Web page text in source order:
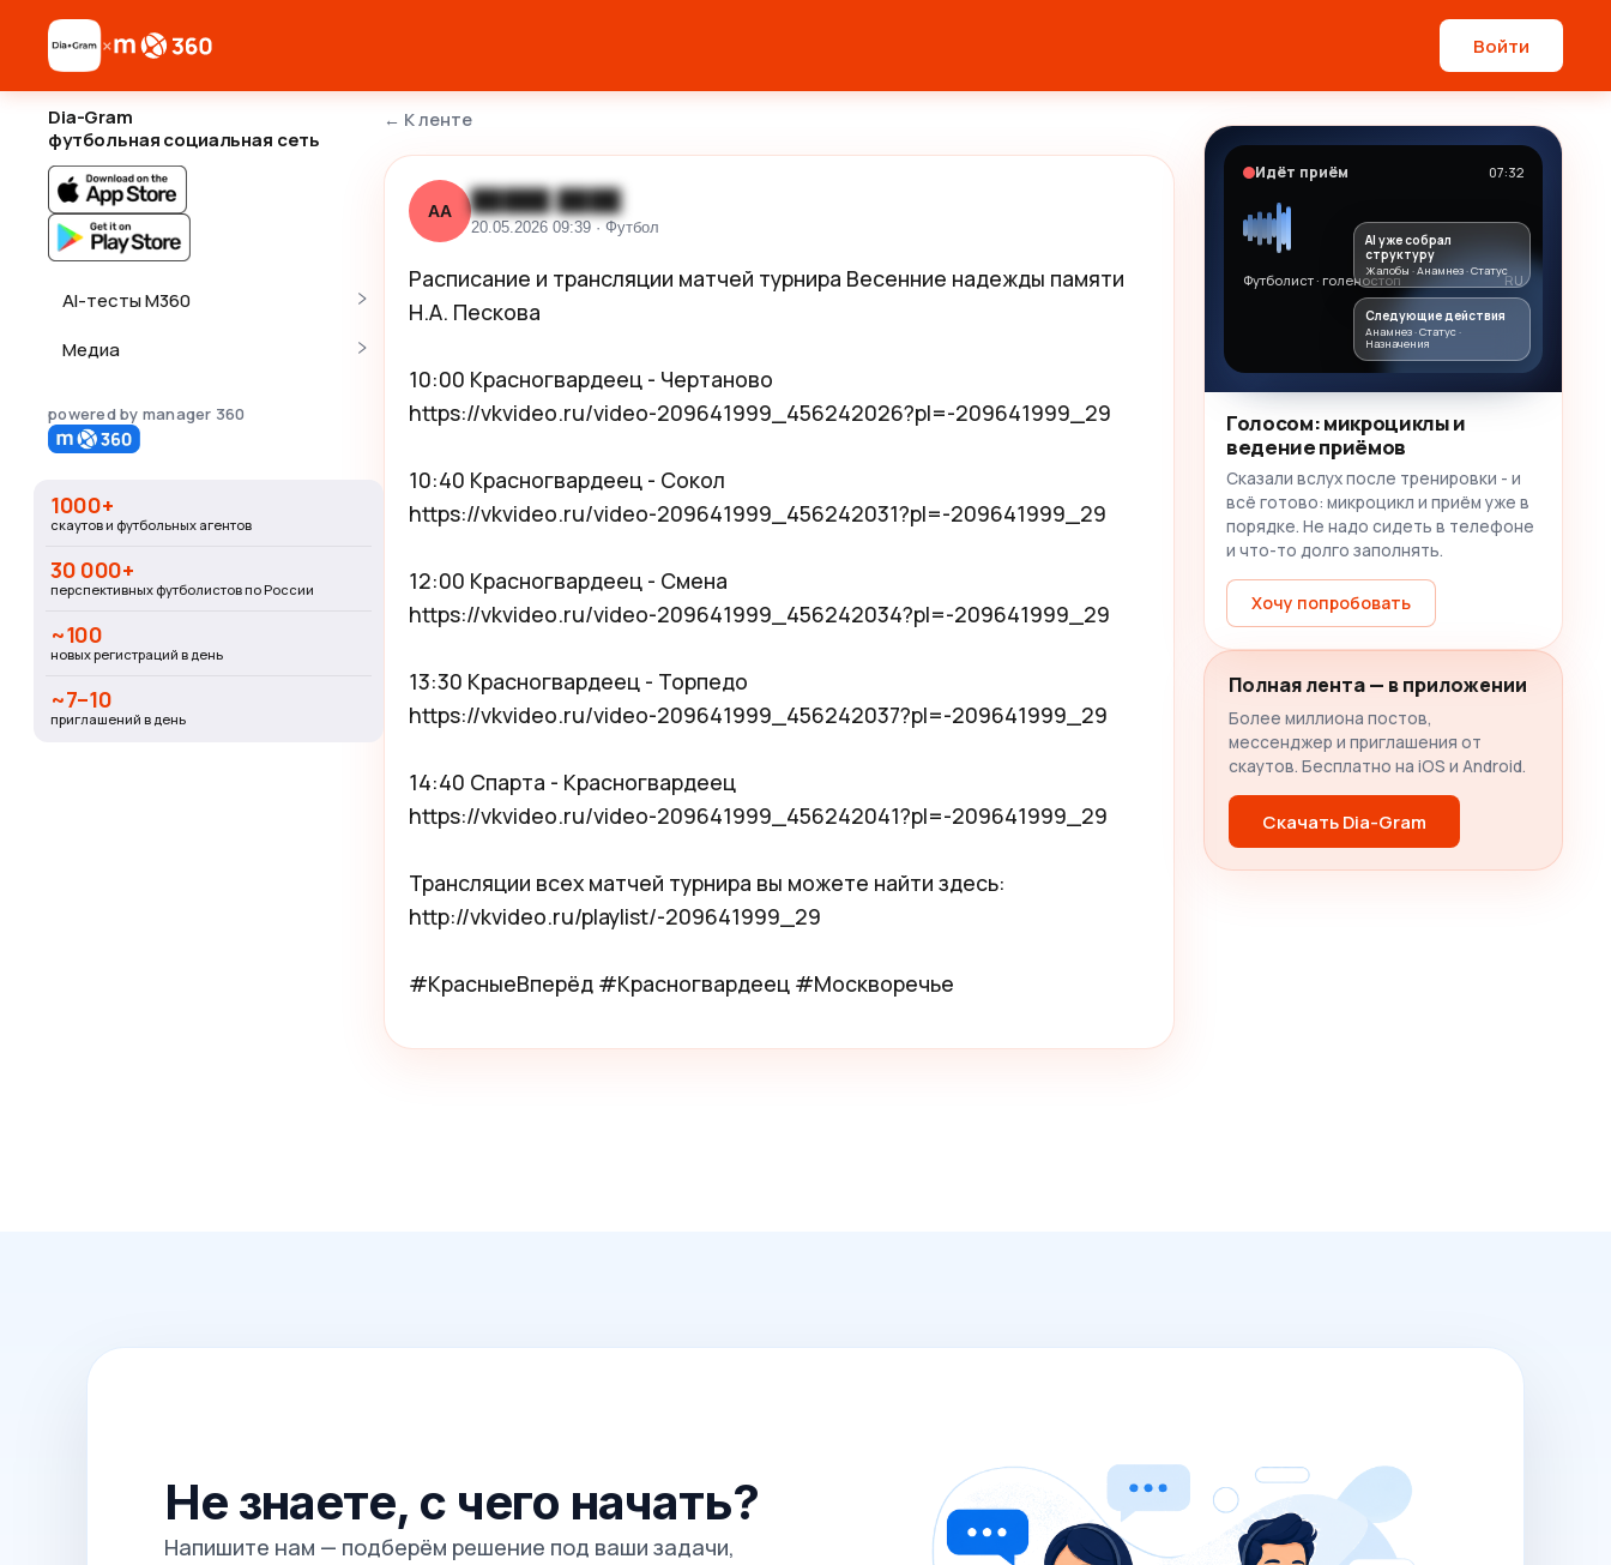
× Войти
Dia-Gram
футбольная социальная сеть
AI-тесты M360
Медиа
powered by manager 360
1000+
скаутов и футбольных агентов
30 000+
перспективных футболистов по России
~100
новых регистраций в день
~7–10
приглашений в день
← К ленте
АА █████ ████
20.05.2026 09:39 · Футбол
Расписание и трансляции матчей турнира Весенние надежды памяти
Н.А. Пескова
10:00 Красногвардеец - Чертаново
https://vkvideo.ru/video-209641999_456242026?pl=-209641999_29
10:40 Красногвардеец - Сокол
https://vkvideo.ru/video-209641999_456242031?pl=-209641999_29
12:00 Красногвардеец - Смена
https://vkvideo.ru/video-209641999_456242034?pl=-209641999_29
13:30 Красногвардеец - Торпедо
https://vkvideo.ru/video-209641999_456242037?pl=-209641999_29
14:40 Спарта - Красногвардеец
https://vkvideo.ru/video-209641999_456242041?pl=-209641999_29
Трансляции всех матчей турнира вы можете найти здесь:
http://vkvideo.ru/playlist/-209641999_29
#КрасныеВперёд #Красногвардеец #Москворечье
Идёт приём 07:32
Футболист · голеностоп RU
AI уже собрал
структуру
Жалобы · Анамнез · Статус
Следующие действия
Анамнез · Статус ·
Назначения
Голосом: микроциклы и
ведение приёмов
Сказали вслух после тренировки - и
всё готово: микроцикл и приём уже в
порядке. Не надо сидеть в телефоне
и что-то долго заполнять.
Хочу попробовать
Полная лента — в приложении
Более миллиона постов,
мессенджер и приглашения от
скаутов. Бесплатно на iOS и Android.
Скачать Dia-Gram
Не знаете, с чего начать?
Напишите нам — подберём решение под ваши задачи,